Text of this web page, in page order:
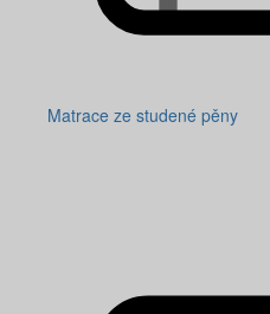
Matrace ze studené pěny